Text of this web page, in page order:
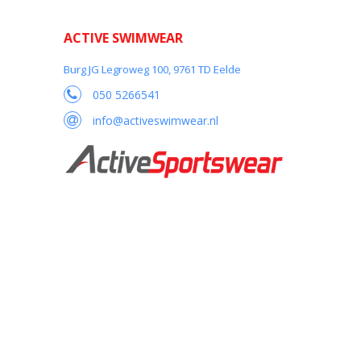
ACTIVE SWIMWEAR
Burg JG Legroweg 100, 9761 TD Eelde
050 5266541
info@activeswimwear.nl